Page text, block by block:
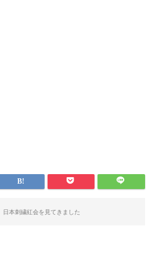
日本刺繍紅会を見てきました